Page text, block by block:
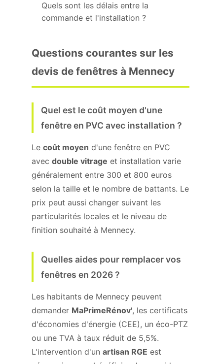
Quels sont les délais entre la
commande et l'installation ?
Questions courantes sur les
devis de fenêtres à Mennecy
Quel est le coût moyen d'une
fenêtre en PVC avec installation ?
Le coût moyen d'une fenêtre en PVC
avec double vitrage et installation varie
généralement entre 300 et 800 euros
selon la taille et le nombre de battants. Le
prix peut aussi changer suivant les
particularités locales et le niveau de
finition souhaité à Mennecy.
Quelles aides pour remplacer vos
fenêtres en 2026 ?
Les habitants de Mennecy peuvent
demander MaPrimeRénov', les certificats
d'économies d'énergie (CEE), un éco-PTZ
ou une TVA à taux réduit de 5,5%.
L'intervention d'un artisan RGE est